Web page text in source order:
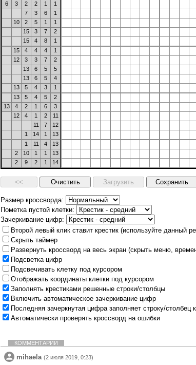
6
3 2 2 1
1
7
3 6
1
10
2 5 1
1
15
3 7
2
15
4 8
1
15
4 4 4
1
12
3 3 7
2
13
6 5
5
13
6 5
4
13
5 4 3
1
13
5 4 5
2
13
4 2 1 6
3
12
4 1 2
11
11
7
12
1
14 1
13
1
11 4
13
2
10 1 1
13
2
9 2 1 14
Размер кроссворда:
Пометка пустой клетки:
Зачеркивание цифр:
Второй левый клик ставит крестик (используйте данный
Скрыть таймер
Развернуть кроссворд на весь экран (скрыть меню,
Подсветка цифр
Подсвечивать клетку под курсором
Отображать координаты клетки под курсором
Заполнять крестиками решенные строки/столбцы
Включить автоматическое зачеркивание цифр
Последняя зачеркнутая цифра заполняет строку/столбец
Автоматически проверять кроссворд на ошибки
КОММЕНТАРИИ
mihaela (2 июля 2019, 0:23)